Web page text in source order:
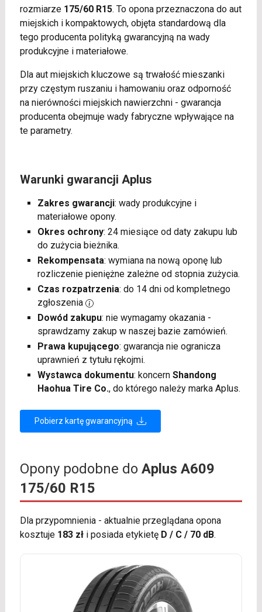
rozmiarze 175/60 R15. To opona przeznaczona do aut
miejskich i kompaktowych, objęta standardową dla
tego producenta polityką gwarancyjną na wady
produkcyjne i materiałowe.
Dla aut miejskich kluczowe są trwałość mieszanki
przy częstym ruszaniu i hamowaniu oraz odporność
na nierówności miejskich nawierzchni - gwarancja
producenta obejmuje wady fabryczne wpływające na
te parametry.
Warunki gwarancji Aplus
Zakres gwarancji: wady produkcyjne i
materiałowe opony.
Okres ochrony: 24 miesiące od daty zakupu lub
do zużycia bieżnika.
Rekompensata: wymiana na nową oponę lub
rozliczenie pieniężne zależne od stopnia zużycia.
Czas rozpatrzenia: do 14 dni od kompletnego
zgłoszenia
Dowód zakupu: nie wymagamy okazania -
sprawdzamy zakup w naszej bazie zamówień.
Prawa kupującego: gwarancja nie ogranicza
uprawnień z tytułu rękojmi.
Wystawca dokumentu: koncern Shandong
Haohua Tire Co., do którego należy marka Aplus.
Pobierz kartę gwarancyjną
Opony podobne do Aplus A609
175/60 R15
Dla przypomnienia - aktualnie przeglądana opona
kosztuje 183 złi posiada etykietę D / C / 70 dB.